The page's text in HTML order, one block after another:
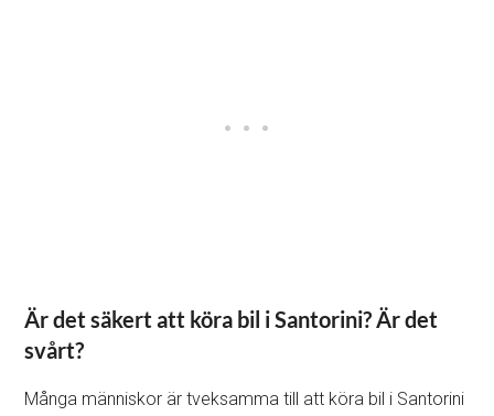
Är det säkert att köra bil i Santorini? Är det
svårt?
Många människor är tveksamma till att köra bil i Santorini